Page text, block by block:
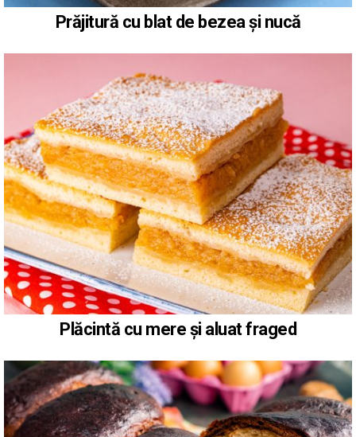
Prăjitură cu blat de bezea și nucă
Plăcintă cu mere și aluat fraged